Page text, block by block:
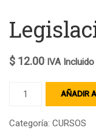
$ 12.00 IVA Incluido
AÑADIR
Categoría: CURSOS